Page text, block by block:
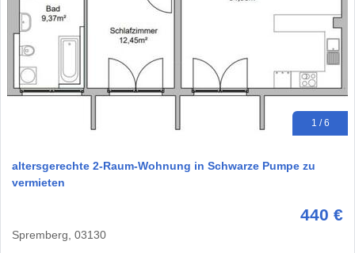
1 / 6
altersgerechte 2-Raum-Wohnung in Schwarze Pumpe zu
vermieten
440 €
Spremberg, 03130